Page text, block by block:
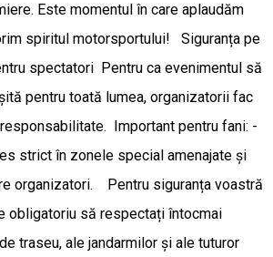
Este momentul în care aplaudăm
spiritul motorsportului! ​Siguranța pe
spectatori ​Pentru ca evenimentul să
pentru toată lumea, organizatorii fac
​Important pentru fani: -
strict în zonele special amenajate și
organizatori. Pentru siguranța voastră
obligatoriu să respectați întocmai
traseu, ale jandarmilor și ale tuturor